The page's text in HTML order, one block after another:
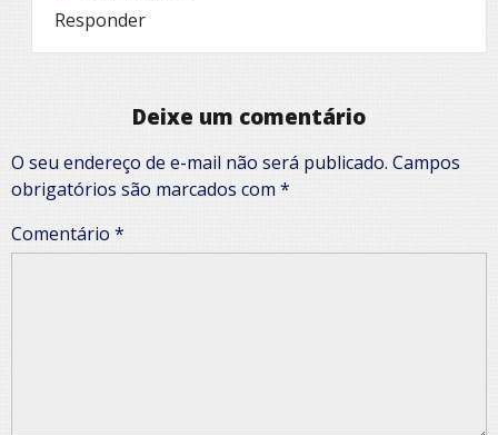
Responder
Deixe um comentário
O seu endereço de e-mail não será publicado. Campos
obrigatórios são marcados com *
Comentário *